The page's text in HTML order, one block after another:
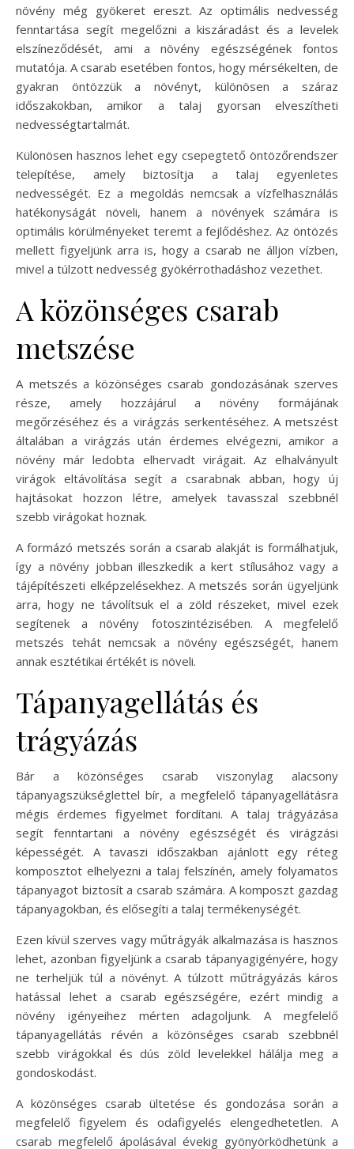
növény még gyökeret ereszt. Az optimális nedvesség
fenntartása segít megelőzni a kiszáradást és a levelek
elszíneződését, ami a növény egészségének fontos
mutatója. A csarab esetében fontos, hogy mérsékelten, de
gyakran öntözzük a növényt, különösen a száraz
időszakokban, amikor a talaj gyorsan elveszítheti
nedvességtartalmát.
Különösen hasznos lehet egy csepegtető öntözőrendszer
telepítése, amely biztosítja a talaj egyenletes
nedvességét. Ez a megoldás nemcsak a vízfelhasználás
hatékonyságát növeli, hanem a növények számára is
optimális körülményeket teremt a fejlődéshez. Az öntözés
mellett figyeljünk arra is, hogy a csarab ne álljon vízben,
mivel a túlzott nedvesség gyökérrothadáshoz vezethet.
A közönséges csarab
metszése
A metszés a közönséges csarab gondozásának szerves
része, amely hozzájárul a növény formájának
megőrzéséhez és a virágzás serkentéséhez. A metszést
általában a virágzás után érdemes elvégezni, amikor a
növény már ledobta elhervadt virágait. Az elhalványult
virágok eltávolítása segít a csarabnak abban, hogy új
hajtásokat hozzon létre, amelyek tavasszal szebbnél
szebb virágokat hoznak.
A formázó metszés során a csarab alakját is formálhatjuk,
így a növény jobban illeszkedik a kert stílusához vagy a
tájépítészeti elképzelésekhez. A metszés során ügyeljünk
arra, hogy ne távolítsuk el a zöld részeket, mivel ezek
segítenek a növény fotoszintézisében. A megfelelő
metszés tehát nemcsak a növény egészségét, hanem
annak esztétikai értékét is növeli.
Tápanyagellátás és
trágyázás
Bár a közönséges csarab viszonylag alacsony
tápanyagszükséglettel bír, a megfelelő tápanyagellátásra
mégis érdemes figyelmet fordítani. A talaj trágyázása
segít fenntartani a növény egészségét és virágzási
képességét. A tavaszi időszakban ajánlott egy réteg
komposztot elhelyezni a talaj felszínén, amely folyamatos
tápanyagot biztosít a csarab számára. A komposzt gazdag
tápanyagokban, és elősegíti a talaj termékenységét.
Ezen kívül szerves vagy műtrágyák alkalmazása is hasznos
lehet, azonban figyeljünk a csarab tápanyagigényére, hogy
ne terheljük túl a növényt. A túlzott műtrágyázás káros
hatással lehet a csarab egészségére, ezért mindig a
növény igényeihez mérten adagoljunk. A megfelelő
tápanyagellátás révén a közönséges csarab szebbnél
szebb virágokkal és dús zöld levelekkel hálálja meg a
gondoskodást.
A közönséges csarab ültetése és gondozása során a
megfelelő figyelem és odafigyelés elengedhetetlen. A
csarab megfelelő ápolásával évekig gyönyörködhetünk a